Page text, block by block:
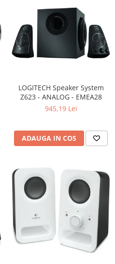
LOGITECH Speaker System
Z623 - ANALOG - EMEA28
945,19 Lei
ADAUGA IN COS